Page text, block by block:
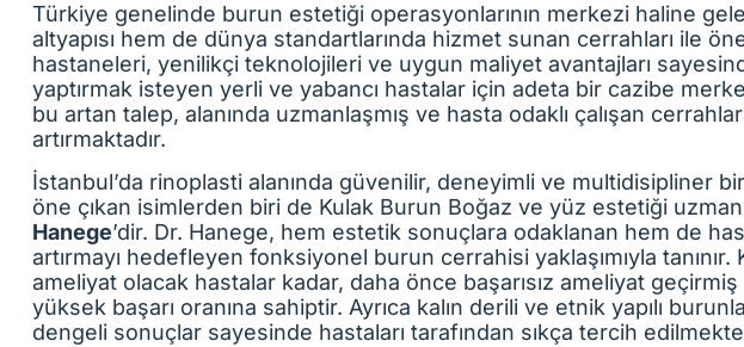
Türkiye genelinde burun estetiği operasyonlarının merkezi haline
altyapısı hem de dünya standartlarında hizmet sunan cerrahları ile
hastaneleri, yenilikçi teknolojileri ve uygun maliyet avantajları
yaptırmak isteyen yerli ve yabancı hastalar için adeta bir cazibe
bu artan talep, alanında uzmanlaşmış ve hasta odaklı çalışan
artırmaktadır.
İstanbul’da rinoplasti alanında güvenilir, deneyimli ve multidisipliner
öne çıkan isimlerden biri de Kulak Burun Boğaz ve yüz estetiği
Hanege’dir. Dr. Hanege, hem estetik sonuçlara odaklanan hem de
artırmayı hedefleyen fonksiyonel burun cerrahisi yaklaşımıyla
ameliyat olacak hastalar kadar, daha önce başarısız ameliyat
yüksek başarı oranına sahiptir. Ayrıca kalın derili ve etnik yapılı
dengeli sonuçlar sayesinde hastaları tarafından sıkça tercih